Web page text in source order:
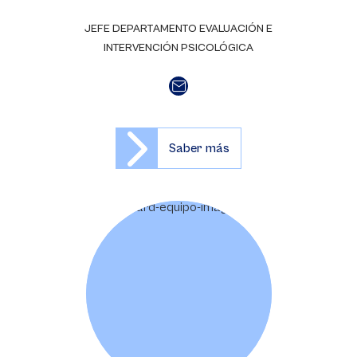
JEFE DEPARTAMENTO EVALUACIÓN E
INTERVENCIÓN PSICOLÓGICA
Saber más